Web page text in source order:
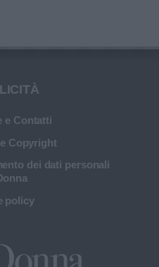
e Contatti
Copyright
dei dati personali
policy